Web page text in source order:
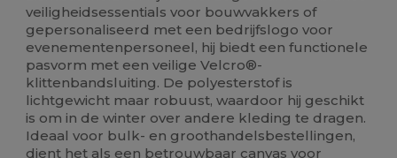
veiligheidsessentials voor bouwvakkers of
gepersonaliseerd met een bedrijfslogo voor
evenementenpersoneel, hij biedt een functionele
pasvorm met een veilige Velcro®-
klittenbandsluiting. De polyesterstof is
lichtgewicht maar robuust, waardoor hij geschikt
is om in de winter over andere kleding te dragen.
Ideaal voor bulk- en groothandelsbestellingen,
dient het als een betrouwbaar canvas voor